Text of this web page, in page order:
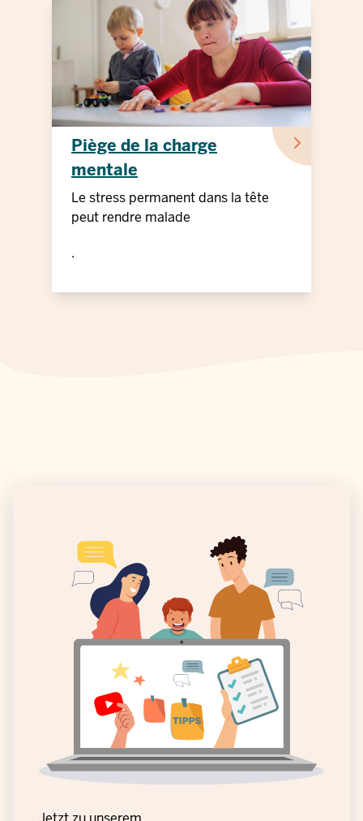
Piège de la charge
mentale
Le stress permanent dans la tête
peut rendre malade
.